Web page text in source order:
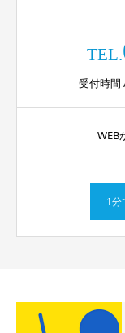
TEL.
受付時間
WEB
1分